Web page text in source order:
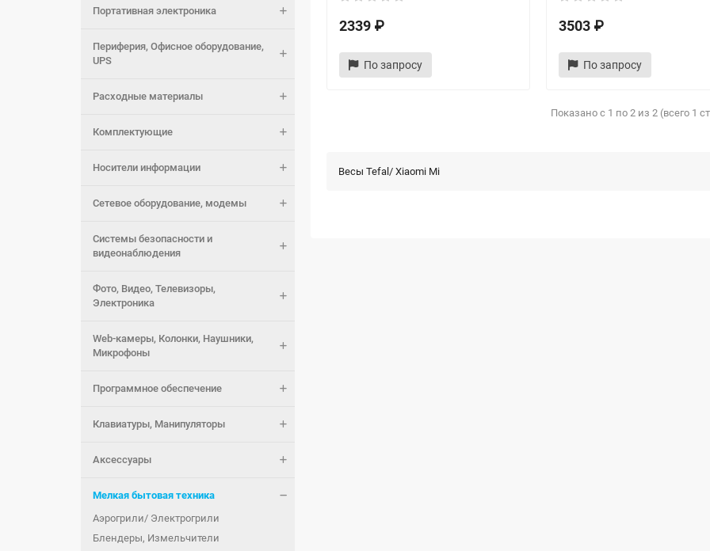
Портативная электроника
Периферия, Офисное оборудование,
UPS
Расходные материалы
Комплектующие
Носители информации
Сетевое оборудование, модемы
Системы безопасности и
видеонаблюдения
Фото, Видео, Телевизоры,
Электроника
Web-камеры, Колонки, Наушники,
Микрофоны
Программное обеспечение
Клавиатуры, Манипуляторы
Аксессуары
Мелкая бытовая техника
Аэрогрили/ Электрогрили
Блендеры, Измельчители
2339 ₽
По запросу
3503 ₽
По запросу
Показано с 1 по 2 из 2 (всего 1
Весы Tefal/ Xiaomi Mi